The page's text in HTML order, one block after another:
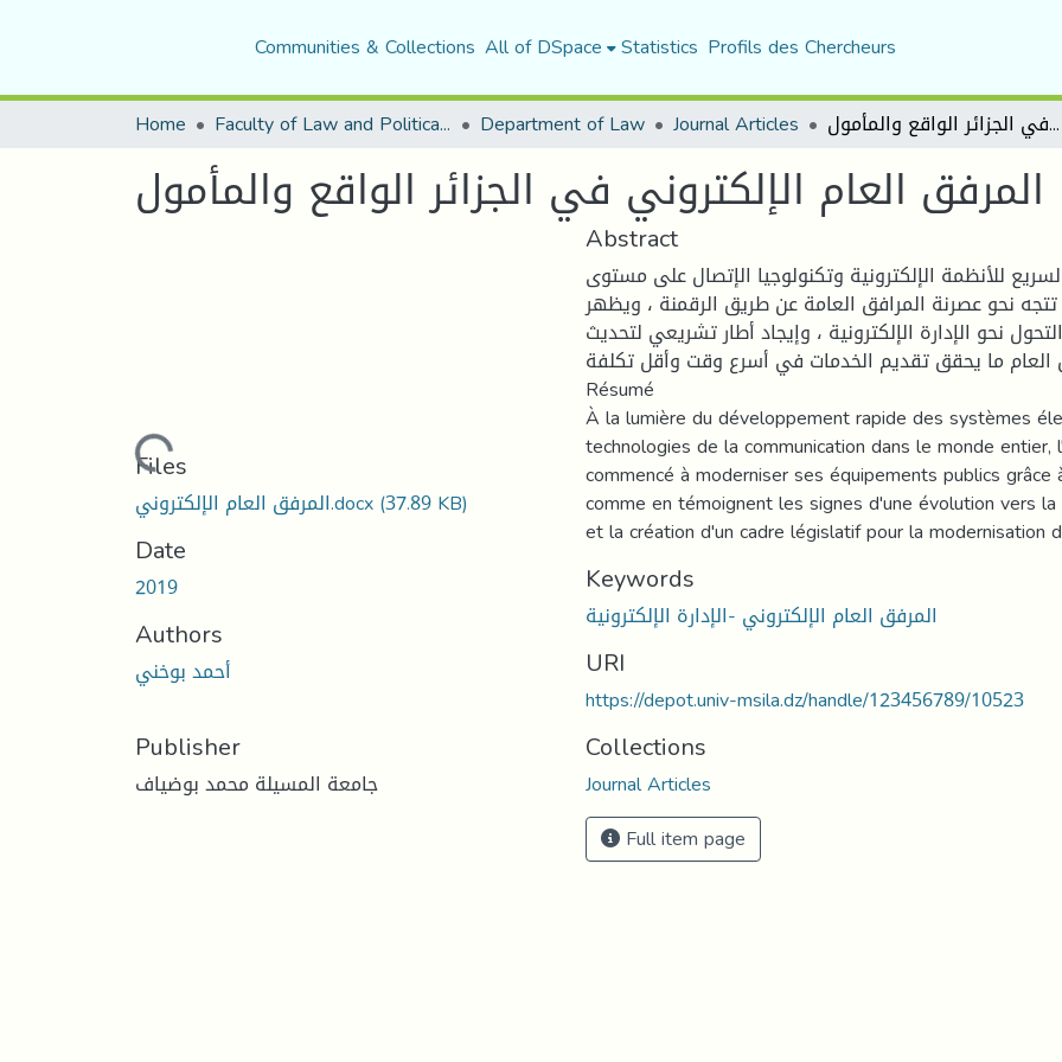
Communities & Collections All of DSpace Statistics Profils des Chercheurs
Home Faculty of Law and Political Science Department of Law Journal Articles المرفق العام الإلكتروني في الجزائر الواقع والمأمول
المرفق العام الإلكتروني في الجزائر الواقع والمأمول
Loading...
Files
المرفق العام الإلكتروني.docx(37.89 KB)
Date
2019
Authors
أحمد بوخني
Publisher
جامعة المسيلة محمد بوضياف
Abstract
للأنظمة الإلكترونية وتكنولوجيا الإتصال على مستوى
تتجه نحو عصرنة المرافق العامة عن طريق الرقمنة ، ويظهر
نحو الإدارة الإلكترونية ، وإيجاد أطار تشريعي لتحديث
العام ما يحقق تقديم الخدمات في أسرع وقت وأقل تكلفة .
Résumé
À la lumière du développement rapide des systèmes
technologies de la communication dans le monde entier,
commencé à moderniser ses équipements publics grâce
comme en témoignent les signes d'une évolution vers
et la création d'un cadre législatif pour la modernisation
Keywords
المرفق العام الإلكتروني -الإدارة الإلكترونية
URI
https://depot.univ-msila.dz/handle/123456789/10523
Collections
Journal Articles
Full item page